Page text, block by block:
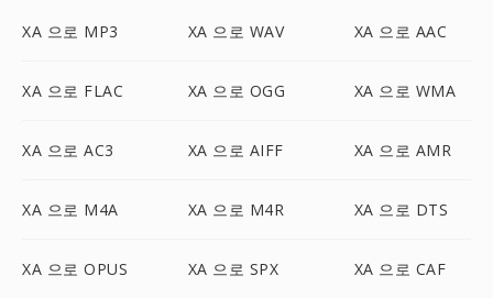
XA 으로 MP3 XA 으로 WAV XA 으로 AAC
XA 으로 FLAC XA 으로 OGG XA 으로 WMA
XA 으로 AC3 XA 으로 AIFF XA 으로 AMR
XA 으로 M4A XA 으로 M4R XA 으로 DTS
XA 으로 OPUS XA 으로 SPX XA 으로 CAF